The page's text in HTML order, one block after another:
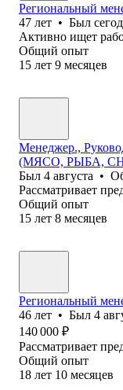
Региональный
47 лет • Был
Активно ищет
Общий опыт
15 лет 9 месяцев
Менеджер.,
(МЯСО, РЫБА,
Был 4 августа •
Рассматривает
Общий опыт
15 лет 8 месяцев
Региональный
46 лет • Был 4
140 000 ₽
Рассматривает
Общий опыт
18 лет 10 месяцев